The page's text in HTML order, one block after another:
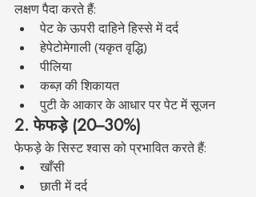
लक्षण पैदा करते हैं:
पेट के ऊपरी दाहिने हिस्से में दर्द
हेपेटोमेगाली (यकृत वृद्धि)
पीलिया
कब्ज़ की शिकायत
पुटी के आकार के आधार पर पेट में सूजन
2. फेफड़े (20–30%)
फेफड़े के सिस्ट श्वास को प्रभावित करते हैं:
खाँसी
छाती में दर्द